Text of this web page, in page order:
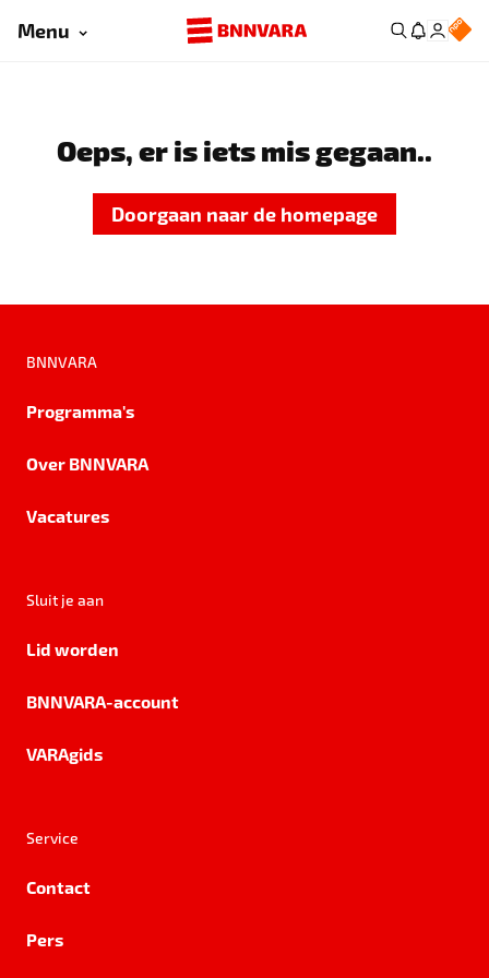
Menu
Oeps, er is iets mis gegaan..
Doorgaan naar de homepage
BNNVARA
Programma's
Over BNNVARA
Vacatures
Sluit je aan
Lid worden
BNNVARA-account
VARAgids
Service
Contact
Pers